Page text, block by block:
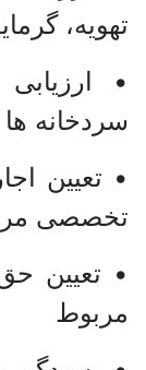
تهویه،
•
سردخانه ها
• تعیین
تخصصی
• تعیین
مربوط